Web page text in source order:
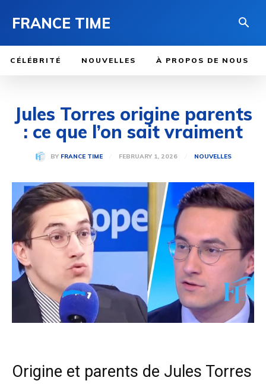
FRANCE TIME
CÉLÉBRITÉ NOUVELLES À PROPOS DE NOUS
Jules Torres origine parents
: ce que l’on sait vraiment
BY FRANCE TIME FEBRUARY 1, 2026 NOUVELLES
Origine et parents de Jules Torres